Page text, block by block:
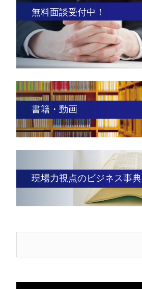
無料面談受付中！
書籍・動画
現場力視点のビジネス事典